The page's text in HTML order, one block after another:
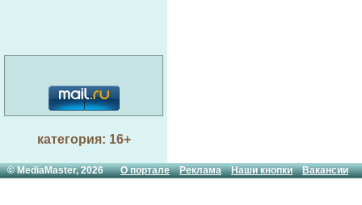
категория: 16+
© MediaMaster, 2026О портале Реклама Наши кнопки Вакансии